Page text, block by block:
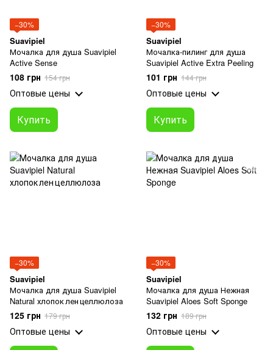
−30%
Suavipiel
Мочалка для душа Suavipiel
Active Sense
108 грн 154 грн
Оптовые цены
Купить
−30%
Suavipiel
Мочалка‑пилинг для душа
Suavipiel Active Extra Peeling
101 грн 144 грн
Оптовые цены
Купить
−30%
Suavipiel
Мочалка для душа Suavipiel
Natural хлопок лен целлюлоза
125 грн 179 грн
Оптовые цены
−30%
Suavipiel
Мочалка для душа Нежная
Suavipiel Aloes Soft Sponge
132 грн 189 грн
Оптовые цены